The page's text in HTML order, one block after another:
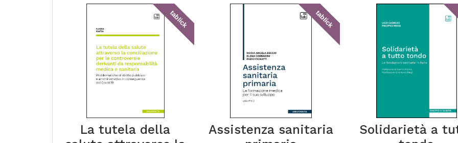
tablick
La tutela della
tablick
Assistenza sanitaria
Solidarietà a